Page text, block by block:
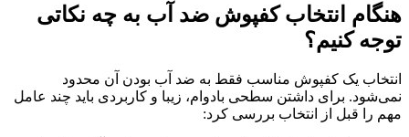
هنگام انتخاب کفپوش ضد آب به چه نکاتی
توجه کنیم؟
انتخاب یک کفپوش مناسب فقط به ضد آب بودن آن محدود
نمی‌شود. برای داشتن سطحی بادوام، زیبا و کاربردی باید چند عامل
مهم را قبل از انتخاب بررسی کرد: